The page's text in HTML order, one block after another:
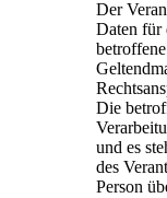
Der
Daten für
Die
und es
des
Person